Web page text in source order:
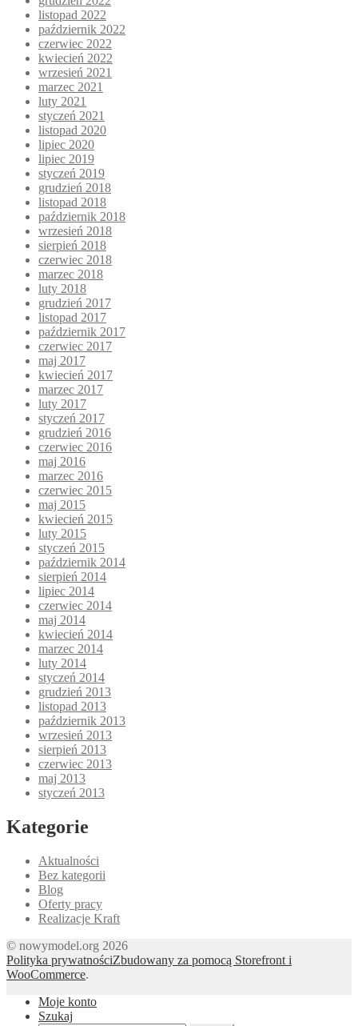
listopad 2022
październik 2022
czerwiec 2022
kwiecień 2022
wrzesień 2021
marzec 2021
luty 2021
styczeń 2021
listopad 2020
lipiec 2020
lipiec 2019
styczeń 2019
grudzień 2018
listopad 2018
październik 2018
wrzesień 2018
sierpień 2018
czerwiec 2018
marzec 2018
luty 2018
grudzień 2017
listopad 2017
październik 2017
czerwiec 2017
maj 2017
kwiecień 2017
marzec 2017
luty 2017
styczeń 2017
grudzień 2016
czerwiec 2016
maj 2016
marzec 2016
czerwiec 2015
maj 2015
kwiecień 2015
luty 2015
styczeń 2015
październik 2014
sierpień 2014
lipiec 2014
czerwiec 2014
maj 2014
kwiecień 2014
marzec 2014
luty 2014
styczeń 2014
grudzień 2013
listopad 2013
październik 2013
wrzesień 2013
sierpień 2013
czerwiec 2013
maj 2013
styczeń 2013
Kategorie
Aktualności
Bez kategorii
Blog
Oferty pracy
Realizacje Kraft
© nowymodel.org 2026
Polityka prywatnościZbudowany za pomocą Storefront i
WooCommerce.
Moje konto
Szukaj